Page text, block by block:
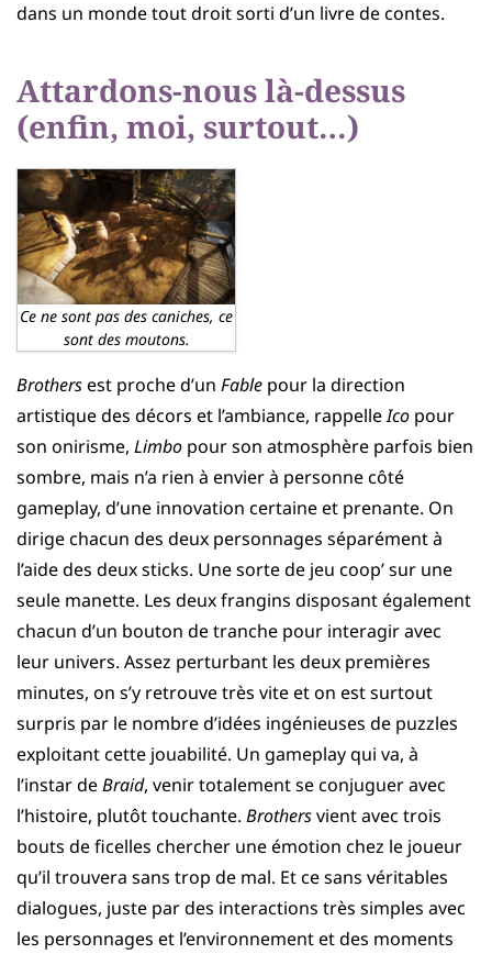
dans un monde tout droit sorti d’un livre de contes.
Attardons-nous là-dessus
(enfin, moi, surtout…)
Ce ne sont pas des caniches, ce
sont des moutons.
Brothersest proche d’un Fable pour la direction
artistique des décors et l’ambiance, rappelleIco pour
son onirisme, Limbo pour son atmosphère parfois bien
sombre, mais n’a rien à envier à personne côté
gameplay, d’une innovation certaine et prenante. On
dirige chacun des deux personnages séparément à
l’aide des deux sticks. Une sorte de jeu coop’ sur une
seule manette. Les deux frangins disposant également
chacun d’un bouton de tranche pour interagir avec
leur univers. Assez perturbant les deux premières
minutes, on s’y retrouve très vite et on est surtout
surpris par le nombre d’idées ingénieuses de puzzles
exploitant cette jouabilité. Un gameplay qui va, à
l’instar deBraid, venir totalement se conjuguer avec
l’histoire, plutôt touchante. Brothersvient avec trois
bouts de ficelles chercher une émotion chez le joueur
qu’il trouvera sans trop de mal. Et ce sans véritables
dialogues, juste par des interactions très simples avec
les personnages et l’environnement et des moments